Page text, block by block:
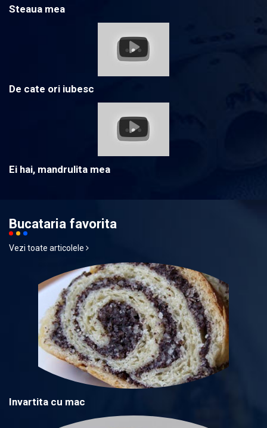
Steaua mea
De cate ori iubesc
Ei hai, mandrulita mea
Bucataria favorita
Vezi toate articolele
Invartita cu mac